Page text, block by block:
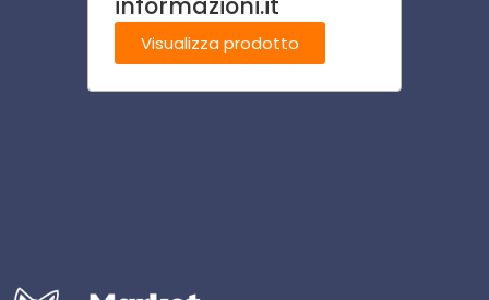
informazioni.it
Visualizza prodotto